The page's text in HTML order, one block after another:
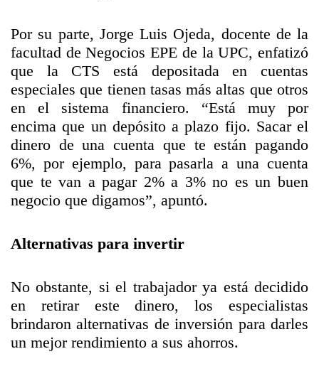
Por su parte, Jorge Luis Ojeda, docente de la
facultad de Negocios EPE de la UPC, enfatizó
que la CTS está depositada en cuentas
especiales que tienen tasas más altas que otros
en el sistema financiero. “Está muy por
encima que un depósito a plazo fijo. Sacar el
dinero de una cuenta que te están pagando
6%, por ejemplo, para pasarla a una cuenta
que te van a pagar 2% a 3% no es un buen
negocio que digamos”, apuntó.
Alternativas para invertir
No obstante, si el trabajador ya está decidido
en retirar este dinero, los especialistas
brindaron alternativas de inversión para darles
un mejor rendimiento a sus ahorros.